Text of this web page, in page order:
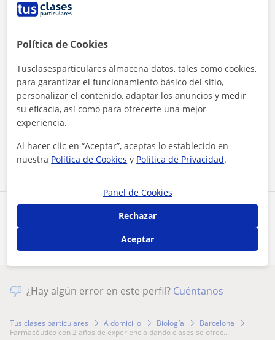
Comparte a este profesor
Al hacer clic, aceptas nuestroaviso legal y de privacidad
Contactar ahora
¿Hay algún error en este perfil? Cuéntanos
Tus clases particulares A domicilio Biología
Barcelona
farmacéutico con 2 años de experiencia dando clases se ofrec...
Política de Cookies
Tusclasesparticulares almacena datos, tales como cookies,
para garantizar el funcionamiento básico del sitio,
personalizar el contenido, adaptar los anuncios y medir
su eficacia, así como para ofrecerte una mejor
experiencia.
Al hacer clic en “Aceptar”, aceptas lo establecido en
nuestra Política de Cookies y Política de Privacidad.
Panel de Cookies
Rechazar
Aceptar